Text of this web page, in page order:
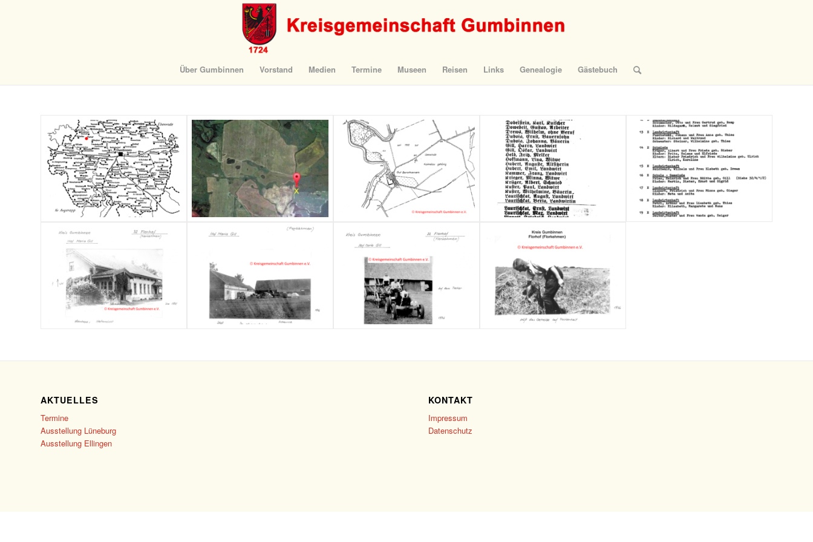
Über Gumbinnen Vorstand Medien Termine Museen Reisen Links Genealogie Gästebuch
AKTUELLES
Termine
Ausstellung Lüneburg
Ausstellung Ellingen
KONTAKT
Impressum
Datenschutz